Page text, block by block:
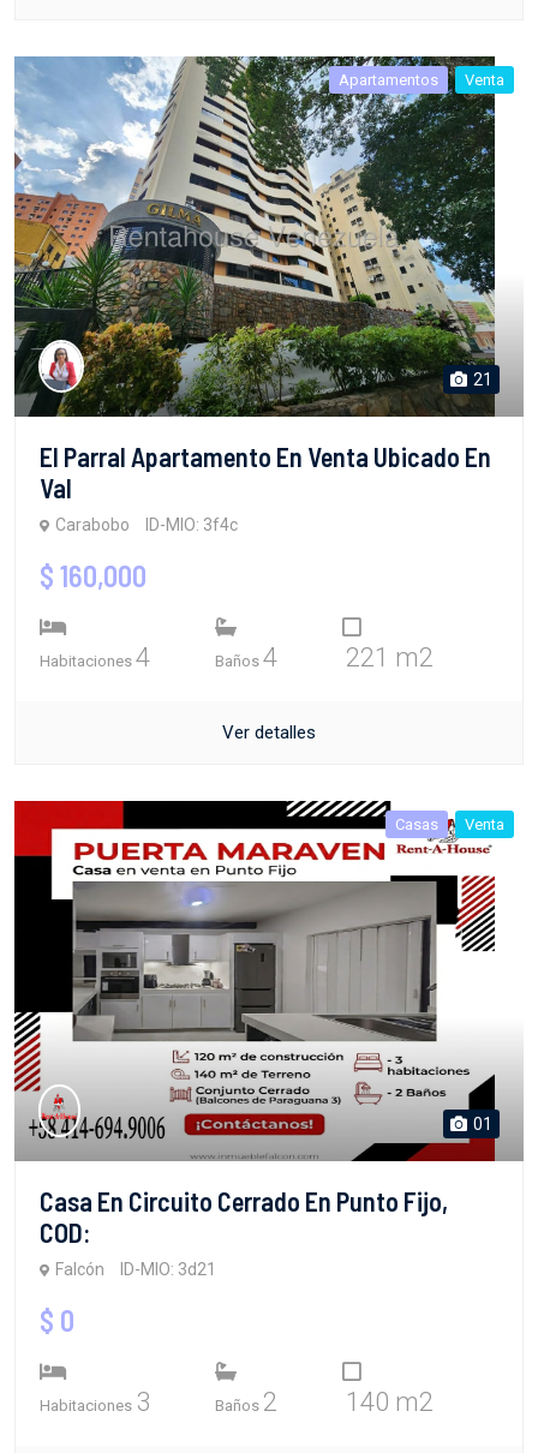
Apartamentos Venta
21
El Parral Apartamento En Venta Ubicado En
Val
Carabobo ID-MIO: 3f4c
$ 160,000
Habitaciones 4 Baños 4 221 m2
Ver detalles
Casas Venta
01
Casa En Circuito Cerrado En Punto Fijo,
COD:
Falcón ID-MIO: 3d21
$ 0
Habitaciones 3 Baños 2 140 m2